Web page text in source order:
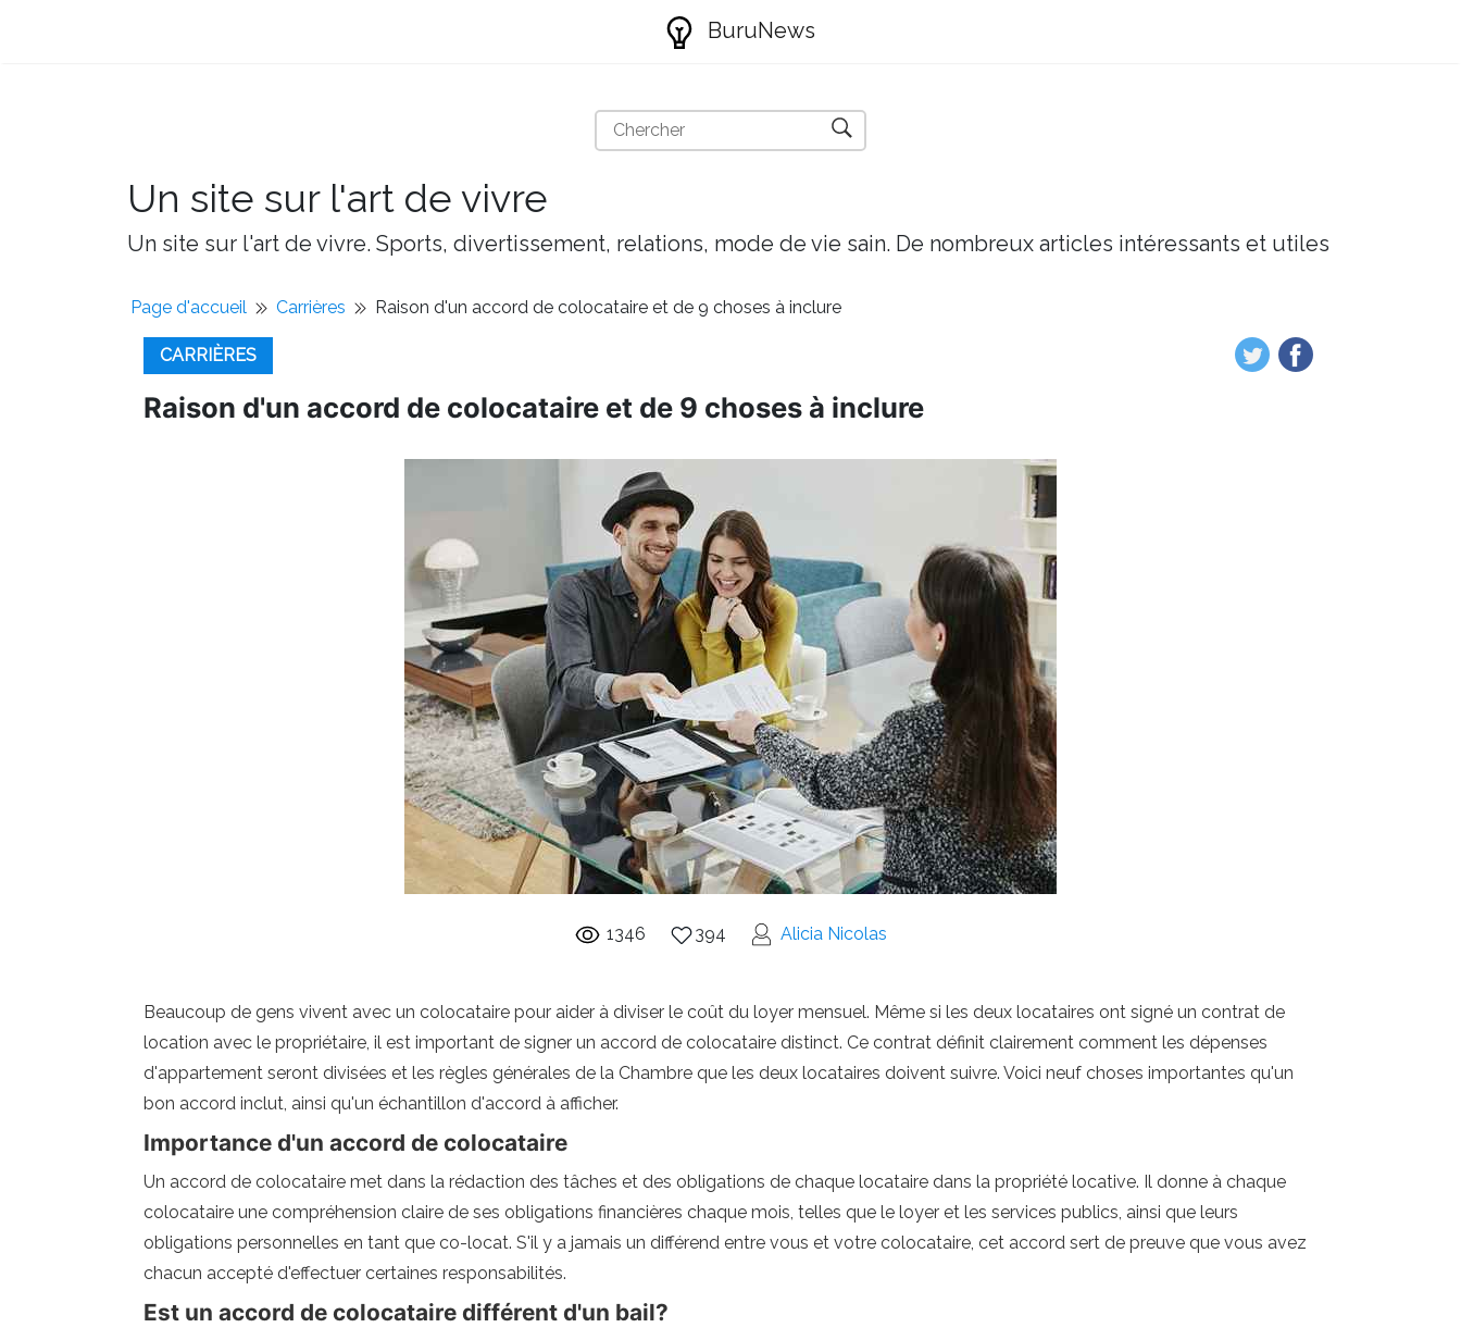
BuruNews
Un site sur l'art de vivre
Un site sur l'art de vivre. Sports, divertissement, relations, mode de vie sain. De nombreux articles intéressants et utiles
Page d'accueil Carrières Raison d'un accord de colocataire et de 9 choses à inclure
CARRIÈRES
Raison d'un accord de colocataire et de 9 choses à inclure
1346 394 Alicia Nicolas
Beaucoup de gens vivent avec un colocataire pour aider à diviser le coût du loyer mensuel. Même si les deux locataires ont signé un contrat de
location avec le propriétaire, il est important de signer un accord de colocataire distinct. Ce contrat définit clairement comment les dépenses
d'appartement seront divisées et les règles générales de la Chambre que les deux locataires doivent suivre. Voici neuf choses importantes qu'un
bon accord inclut, ainsi qu'un échantillon d'accord à afficher.
Importance d'un accord de colocataire
Un accord de colocataire met dans la rédaction des tâches et des obligations de chaque locataire dans la propriété locative. Il donne à chaque
colocataire une compréhension claire de ses obligations financières chaque mois, telles que le loyer et les services publics, ainsi que leurs
obligations personnelles en tant que co-locat. S'il y a jamais un différend entre vous et votre colocataire, cet accord sert de preuve que vous avez
chacun accepté d'effectuer certaines responsabilités.
Est un accord de colocataire différent d'un bail?